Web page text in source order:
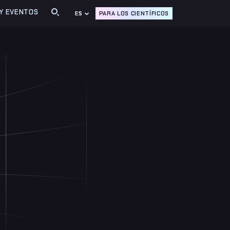
EVENTOS ES PARA LOS CIENTÍFICOS